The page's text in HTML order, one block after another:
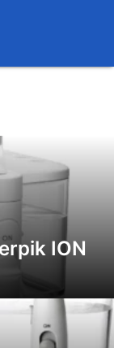
ION